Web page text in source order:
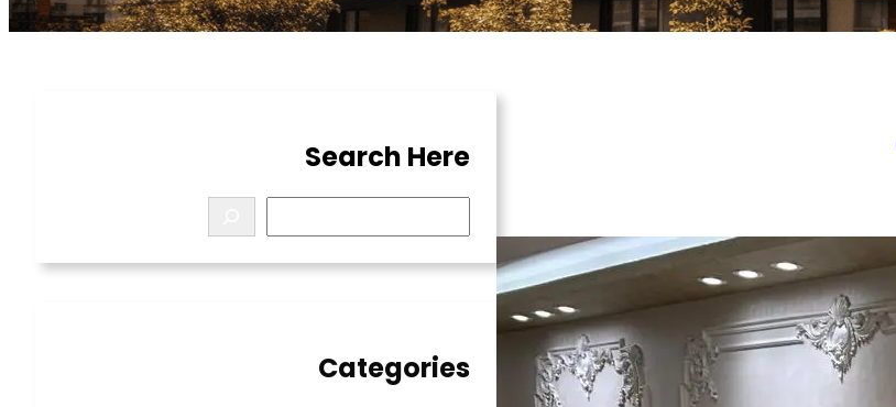
Search Here
e
a
Categories